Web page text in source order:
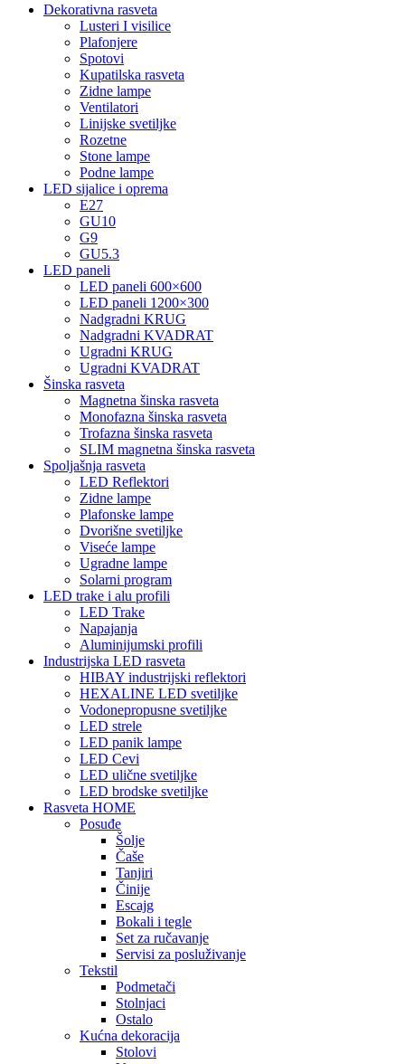
Dekorativna rasveta
Lusteri I visilice
Plafonjere
Spotovi
Kupatilska rasveta
Zidne lampe
Ventilatori
Linijske svetiljke
Rozetne
Stone lampe
Podne lampe
LED sijalice i oprema
E27
GU10
G9
GU5.3
LED paneli
LED paneli 600×600
LED paneli 1200×300
Nadgradni KRUG
Nadgradni KVADRAT
Ugradni KRUG
Ugradni KVADRAT
Šinska rasveta
Magnetna šinska rasveta
Monofazna šinska rasveta
Trofazna šinska rasveta
SLIM magnetna šinska rasveta
Spoljašnja rasveta
LED Reflektori
Zidne lampe
Plafonske lampe
Dvorišne svetiljke
Viseće lampe
Ugradne lampe
Solarni program
LED trake i alu profili
LED Trake
Napajanja
Aluminijumski profili
Industrijska LED rasveta
HIBAY industrijski reflektori
HEXALINE LED svetiljke
Vodonepropusne svetiljke
LED strele
LED panik lampe
LED Cevi
LED ulične svetiljke
LED brodske svetiljke
Rasveta HOME
Posuđe
Šolje
Čaše
Tanjiri
Činije
Escajg
Bokali i tegle
Set za ručavanje
Servisi za posluživanje
Tekstil
Podmetači
Stolnjaci
Ostalo
Kućna dekoracija
Stolovi